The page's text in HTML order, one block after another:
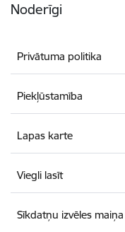
Noderīgi
Privātuma politika
Piekļūstamība
Lapas karte
Viegli lasīt
Sīkdatņu izvēles maiņa